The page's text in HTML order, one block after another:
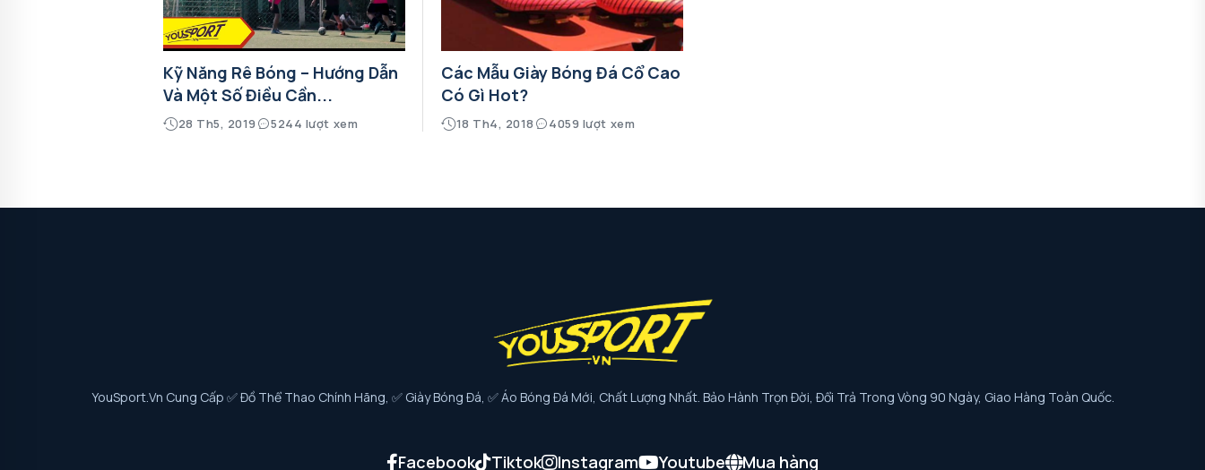
Kỹ Năng Rê Bóng – Hướng Dẫn
Và Một Số Điều Cần...
28 Th5, 2019 5244 lượt xem
Các Mẫu Giày Bóng Đá Cổ Cao
Có Gì Hot?
18 Th4, 2018 4059 lượt xem
YouSport.vn Cung Cấp ✅ Đồ Thể Thao Chính Hãng, ✅ Giày Bóng Đá, ✅ Áo Bóng Đá Mới, Chất Lượng Nhất. Bảo Hành Trọn Đời, Đổi Trả Trong Vòng 90 Ngày, Giao Hàng Toàn Quốc.
Facebook Tiktok Instagram Youtube Mua hàng